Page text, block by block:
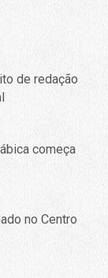
de redação
começa
no Centro